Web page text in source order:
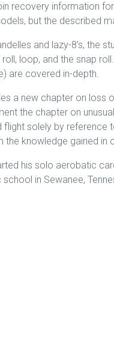
recovery information
but the described
and lazy-8’s, the
loop, and the snap
are covered in-depth.
a new chapter on loss
the chapter on
flight solely by reference
knowledge gained in
his solo aerobatic
in Sewanee,